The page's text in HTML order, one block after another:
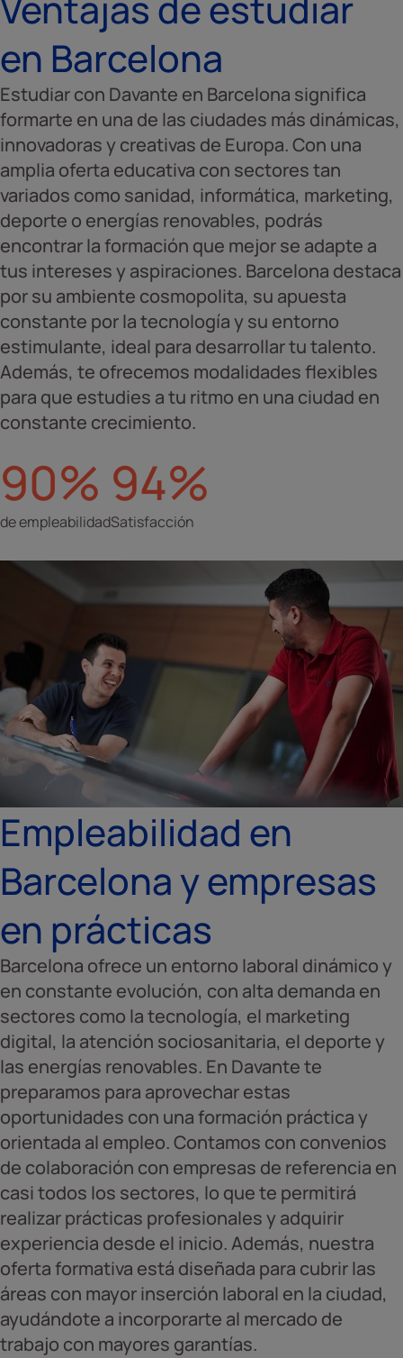
en Barcelona
Estudiar con Davante en Barcelona significa
formarte en una de las ciudades más dinámicas,
innovadoras y creativas de Europa. Con una
amplia oferta educativa con sectores tan
variados como sanidad, informática, marketing,
deporte o energías renovables, podrás
encontrar la formación que mejor se adapte a
tus intereses y aspiraciones. Barcelona destaca
por su ambiente cosmopolita, su apuesta
constante por la tecnología y su entorno
estimulante, ideal para desarrollar tu talento.
Además, te ofrecemos modalidades flexibles
para que estudies a tu ritmo en una ciudad en
constante crecimiento.
90%
de empleabilidad
94%
Satisfacción
Empleabilidad en
Barcelona y empresas
en prácticas
Barcelona ofrece un entorno laboral dinámico y
en constante evolución, con alta demanda en
sectores como la tecnología, el marketing
digital, la atención sociosanitaria, el deporte y
las energías renovables. En Davante te
preparamos para aprovechar estas
oportunidades con una formación práctica y
orientada al empleo. Contamos con convenios
de colaboración con empresas de referencia en
casi todos los sectores, lo que te permitirá
realizar prácticas profesionales y adquirir
experiencia desde el inicio. Además, nuestra
oferta formativa está diseñada para cubrir las
áreas con mayor inserción laboral en la ciudad,
ayudándote a incorporarte al mercado de
trabajo con mayores garantías.